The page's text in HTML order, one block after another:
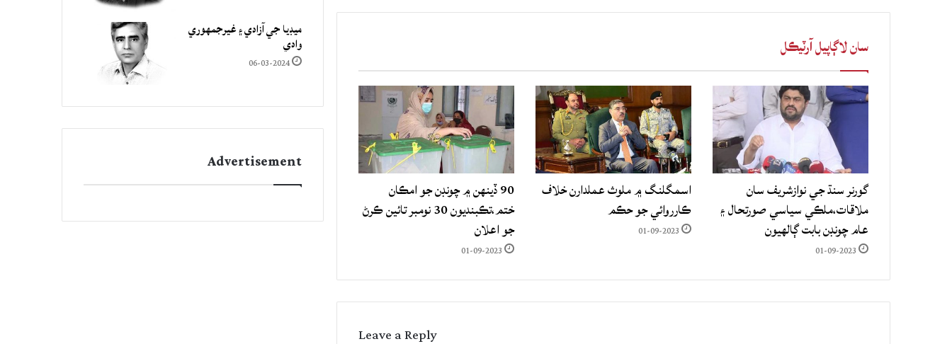
سان لاڳاپيل آرٽيڪل
گورنر سنڌ جي نوازشريف سان
ملاقات،ملڪي سياسي صورتحال ۽
عام چونڊن بابت ڳالهيون
01-09-2023
اسمگلنگ ۾ ملوث عملدارن خلاف
ڪارروائي جو حڪم
01-09-2023
90 ڏينهن ۾ چونڊن جو امڪان
ختم،تڪبنديون 30 نومبر تائين ڪرڻ
جو اعلان
01-09-2023
Leave a Reply
ميڊيا جي آزادي ۽ غيرجمھوري
وادي
06-03-2024
Advertisement